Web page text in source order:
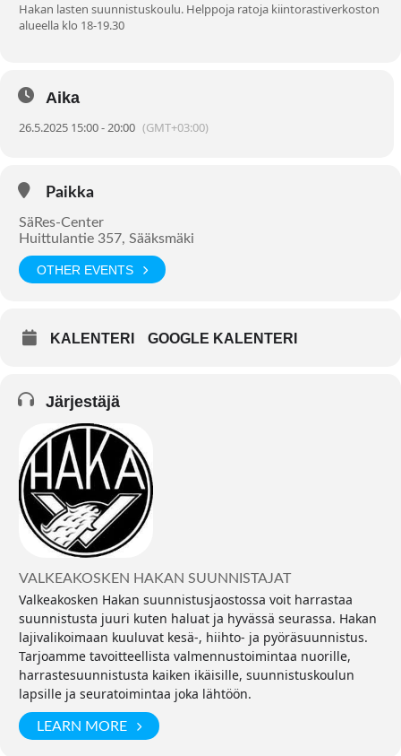
Hakan lasten suunnistuskoulu. Helppoja ratoja kiintorastiverkoston
alueella klo 18-19.30
Aika
26.5.2025 15:00 - 20:00 (GMT+03:00)
Paikka
SäRes-Center
Huittulantie 357, Sääksmäki
OTHER EVENTS
KALENTERI GOOGLE KALENTERI
Järjestäjä
VALKEAKOSKEN HAKAN SUUNNISTAJAT
Valkeakosken Hakan suunnistusjaostossa voit harrastaa
suunnistusta juuri kuten haluat ja hyvässä seurassa. Hakan
lajivalikoimaan kuuluvat kesä-, hiihto- ja pyöräsuunnistus.
Tarjoamme tavoitteellista valmennustoimintaa nuorille,
harrastesuunnistusta kaiken ikäisille, suunnistuskoulun
lapsille ja seuratoimintaa joka lähtöön.
LEARN MORE